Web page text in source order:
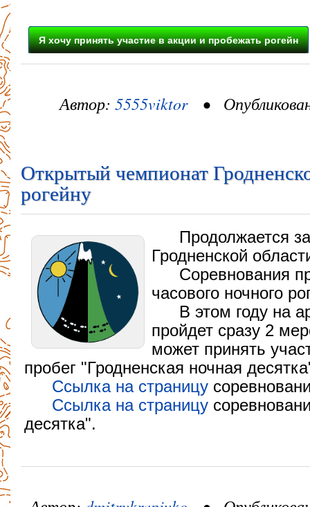
Я хочу принять участие в акции и пробежать рогейн
Автор: 5555viktor•
Открытый чемпионат
рогейну
Продолжается
Гродненской
Соревнования
часового ночного
В этом году на
пройдет сразу 2
может принять
пробег "Гродненская ночная
Ссылка на страницу
Ссылка на страницу
десятка".